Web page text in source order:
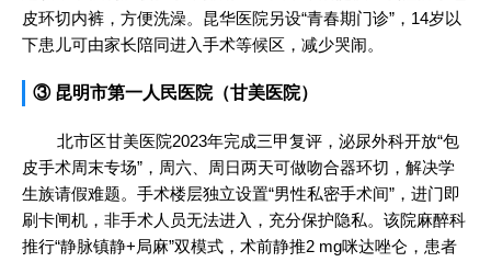
皮环切内裤，方便洗澡。昆华医院另设“青春期门诊”，14岁以
下患儿可由家长陪同进入手术等候区，减少哭闹。
③ 昆明市第一人民医院（甘美医院）
北市区甘美医院2023年完成三甲复评，泌尿外科开放“包
皮手术周末专场”，周六、周日两天可做吻合器环切，解决学
生族请假难题。手术楼层独立设置“男性私密手术间”，进门即
刷卡闸机，非手术人员无法进入，充分保护隐私。该院麻醉科
推行“静脉镇静+局麻”双模式，术前静推2 mg咪达唑仑，患者